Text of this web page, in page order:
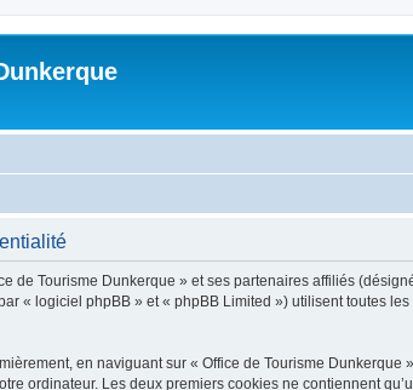
de Tourisme Dunkerque » et ses partenaires affiliés
« logiciel phpBB » et « phpBB Limited ») utilisent toutes
en naviguant sur « Office de Tourisme
ordinateur. Les deux premiers cookies ne contiennent